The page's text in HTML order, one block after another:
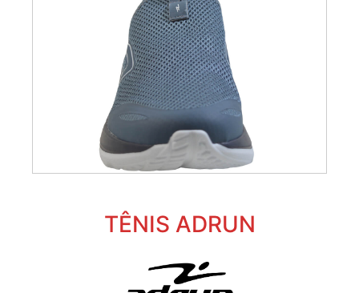
TÊNIS ADRUN